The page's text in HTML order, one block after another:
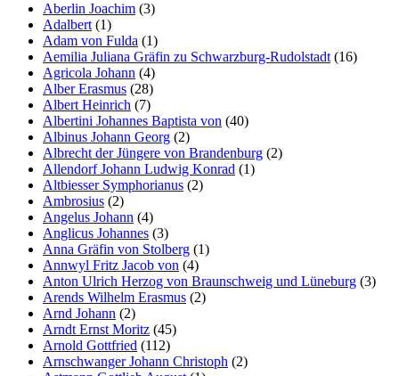
Aberlin Joachim (3)
Adalbert (1)
Adam von Fulda (1)
Aemilia Juliana Gräfin zu Schwarzburg-Rudolstadt (16)
Agricola Johann (4)
Alber Erasmus (28)
Albert Heinrich (7)
Albertini Johannes Baptista von (40)
Albinus Johann Georg (2)
Albrecht der Jüngere von Brandenburg (2)
Allendorf Johann Ludwig Konrad (1)
Altbiesser Symphorianus (2)
Ambrosius (2)
Angelus Johann (4)
Anglicus Johannes (3)
Anna Gräfin von Stolberg (1)
Annwyl Fritz Jacob von (4)
Anton Ulrich Herzog von Braunschweig und Lüneburg (3)
Arends Wilhelm Erasmus (2)
Arnd Johann (2)
Arndt Ernst Moritz (45)
Arnold Gottfried (112)
Arnschwanger Johann Christoph (2)